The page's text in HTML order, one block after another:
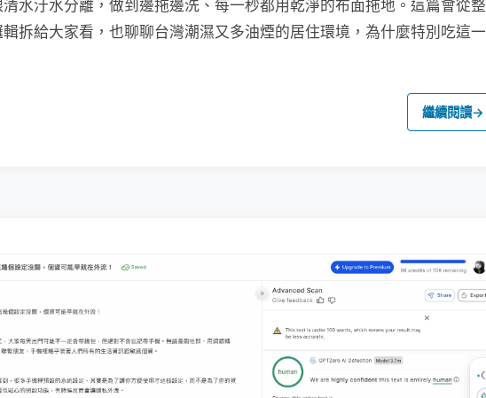
水汙水分離，做到邊拖邊洗、每一秒都用乾淨的布面拖地。這篇會從整
拆給大家看，也聊聊台灣潮濕又多油煙的居住環境，為什麼特別吃這一
繼續閱讀→